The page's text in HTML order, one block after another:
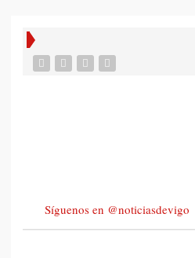
Síguenos en @noticiasdevigo